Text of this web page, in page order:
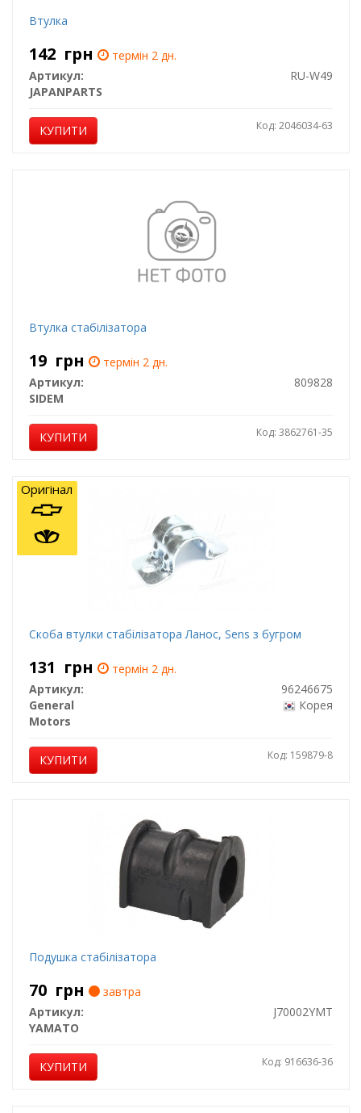
Втулка
142 грн
термін 2 дн.
Артикул:
RU-W49
JAPANPARTS
КУПИТИ Код: 2046034-63
Втулка стабілізатора
19 грн
термін 2 дн.
Артикул:
809828
SIDEM
КУПИТИ Код: 3862761-35
Скоба втулки стабілізатора Ланос, Sens з бугром
131 грн
термін 2 дн.
Артикул:
96246675
General
Motors
Корея
КУПИТИ Код: 159879-8
Оригінал
Подушка стабілізатора
70 грн
завтра
Артикул:
J70002YMT
YAMATO
КУПИТИ Код: 916636-36